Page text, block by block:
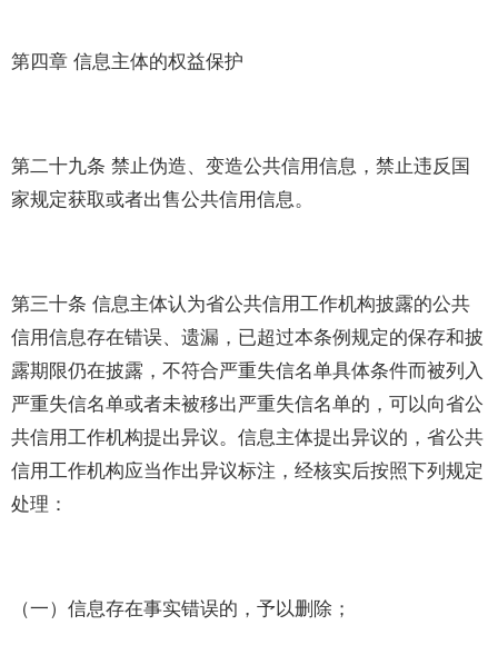
第四章 信息主体的权益保护
第二十九条 禁止伪造、变造公共信用信息，禁止违反国
家规定获取或者出售公共信用信息。
第三十条 信息主体认为省公共信用工作机构披露的公共
信用信息存在错误、遗漏，已超过本条例规定的保存和披
露期限仍在披露，不符合严重失信名单具体条件而被列入
严重失信名单或者未被移出严重失信名单的，可以向省公
共信用工作机构提出异议。信息主体提出异议的，省公共
信用工作机构应当作出异议标注，经核实后按照下列规定
处理：
（一）信息存在事实错误的，予以删除；